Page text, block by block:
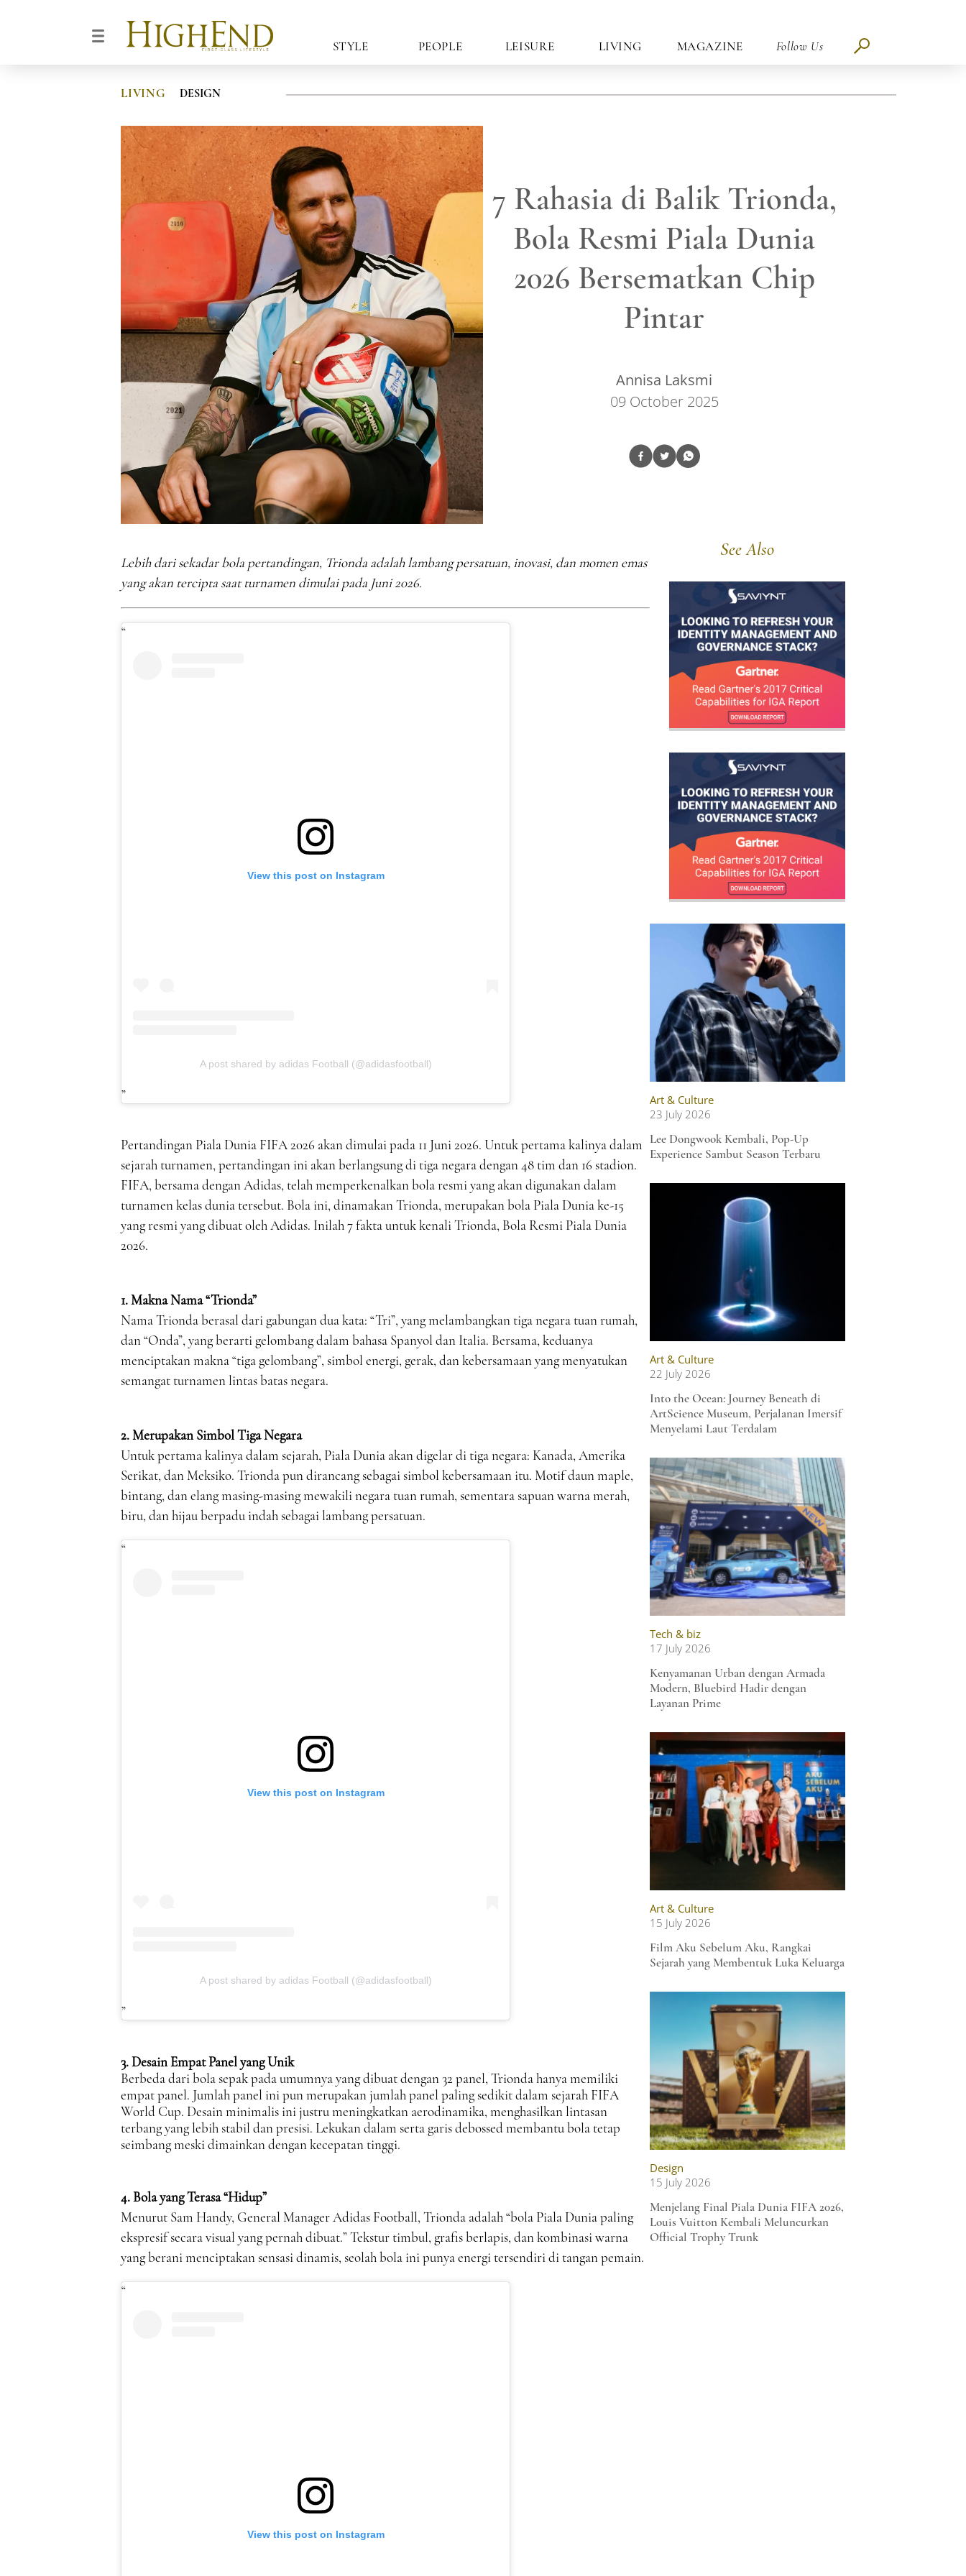
STYLE PEOPLE LEISURE LIVING MAGAZINE Follow Us
LIVING DESIGN
7 Rahasia di Balik Trionda,
Bola Resmi Piala Dunia
2026 Bersematkan Chip
Pintar
Annisa Laksmi
09 October 2025
Lebih dari sekadar bola pertandingan, Trionda adalah lambang persatuan, inovasi, dan momen emas
yang akan tercipta saat turnamen dimulai pada Juni 2026.
View this post on Instagram
A post shared by adidas Football (@adidasfootball)
Pertandingan Piala Dunia FIFA 2026 akan dimulai pada 11 Juni 2026. Untuk pertama kalinya dalam
sejarah turnamen, pertandingan ini akan berlangsung di tiga negara dengan 48 tim dan 16 stadion.
FIFA, bersama dengan Adidas, telah memperkenalkan bola resmi yang akan digunakan dalam
turnamen kelas dunia tersebut. Bola ini, dinamakan Trionda, merupakan bola Piala Dunia ke-15
yang resmi yang dibuat oleh Adidas. Inilah 7 fakta untuk kenali Trionda, Bola Resmi Piala Dunia
2026.
1. Makna Nama “Trionda”
Nama Trionda berasal dari gabungan dua kata: “Tri”, yang melambangkan tiga negara tuan rumah,
dan “Onda”, yang berarti gelombang dalam bahasa Spanyol dan Italia. Bersama, keduanya
menciptakan makna “tiga gelombang”, simbol energi, gerak, dan kebersamaan yang menyatukan
semangat turnamen lintas batas negara.
2. Merupakan Simbol Tiga Negara
Untuk pertama kalinya dalam sejarah, Piala Dunia akan digelar di tiga negara: Kanada, Amerika
Serikat, dan Meksiko. Trionda pun dirancang sebagai simbol kebersamaan itu. Motif daun maple,
bintang, dan elang masing-masing mewakili negara tuan rumah, sementara sapuan warna merah,
biru, dan hijau berpadu indah sebagai lambang persatuan.
View this post on Instagram
A post shared by adidas Football (@adidasfootball)
3. Desain Empat Panel yang Unik
Berbeda dari bola sepak pada umumnya yang dibuat dengan 32 panel, Trionda hanya memiliki
empat panel. Jumlah panel ini pun merupakan jumlah panel paling sedikit dalam sejarah FIFA
World Cup. Desain minimalis ini justru meningkatkan aerodinamika, menghasilkan lintasan
terbang yang lebih stabil dan presisi. Lekukan dalam serta garis debossed membantu bola tetap
seimbang meski dimainkan dengan kecepatan tinggi.
4. Bola yang Terasa “Hidup”
Menurut Sam Handy, General Manager Adidas Football, Trionda adalah “bola Piala Dunia paling
ekspresif secara visual yang pernah dibuat.” Tekstur timbul, grafis berlapis, dan kombinasi warna
yang berani menciptakan sensasi dinamis, seolah bola ini punya energi tersendiri di tangan pemain.
View this post on Instagram
See Also
Art & Culture
23 July 2026
Lee Dongwook Kembali, Pop-Up
Experience Sambut Season Terbaru
Art & Culture
22 July 2026
Into the Ocean: Journey Beneath di
ArtScience Museum, Perjalanan Imersif
Menyelami Laut Terdalam
Tech & biz
17 July 2026
Kenyamanan Urban dengan Armada
Modern, Bluebird Hadir dengan
Layanan Prime
Art & Culture
15 July 2026
Film Aku Sebelum Aku, Rangkai
Sejarah yang Membentuk Luka Keluarga
Design
15 July 2026
Menjelang Final Piala Dunia FIFA 2026,
Louis Vuitton Kembali Meluncurkan
Official Trophy Trunk